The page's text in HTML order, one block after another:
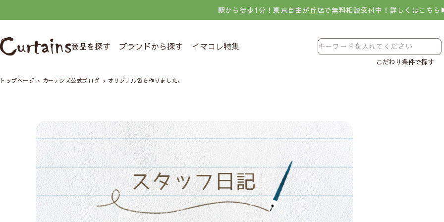
駅から徒歩1分！東京自由が丘店で無料相談受付中！詳しくはこち
商品を探す ブランドから探す イマコレ特集
こだわり条件で探す
トップページ カーテンズ公式ブログ オリジナル袋を作りました。